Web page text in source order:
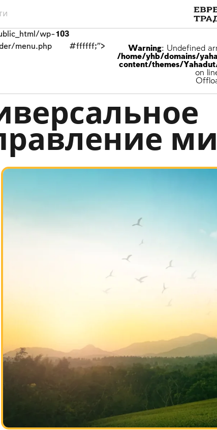
wp-
menu.php
103
#ffffff;">
Warning: Undefined
/home/yhb/domains/
content/themes/
on